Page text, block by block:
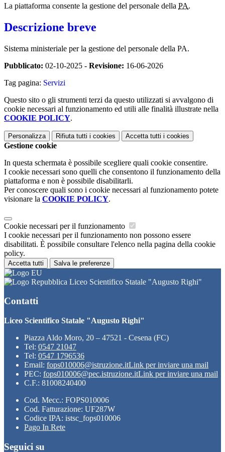
La piattaforma consente la gestione del personale della PA.
Descrizione breve
Sistema ministeriale per la gestione del personale della PA.
Pubblicato: 02-10-2025 - Revisione: 16-06-2026
Tag pagina: Servizi
Questo sito o gli strumenti terzi da questo utilizzati si avvalgono di
cookie necessari al funzionamento ed utili alle finalità illustrate nella
COOKIE POLICY.
Personalizza Rifiuta tutti i cookies Accetta tutti i cookies
Gestione cookie
In questa schermata è possibile scegliere quali cookie consentire.
I cookie necessari sono quelli che consentono il funzionamento della
piattaforma e non è possibile disabilitarli.
Per conoscere quali sono i cookie necessari al funzionamento potete
visionare la COOKIE POLICY.
Cookie necessari per il funzionamento
I cookie necessari per il funzionamento non possono essere
disabilitati. È possibile consultare l'elenco nella pagina della cookie
policy.
Accetta tutti Salva le preferenze
Liceo Scientifico Statale "Augusto Righi"
Contatti
Liceo Scientifico Statale "Augusto Righi"
Piazza Aldo Moro, 20 – 47521 - Cesena (FC)
Tel: 0547 21047
Tel: 0547 1796536
Email: fops010006@istruzione.itLink per inviare una mail
PEC: fops010006@pec.istruzione.itLink per inviare una mail
C.F.: 81008240400
Cod. Mecc.: FOPS010006
Cod. Fatturazione: UF287W
Codice IPA: istsc_fops010006
Pago In Rete
Seguici su